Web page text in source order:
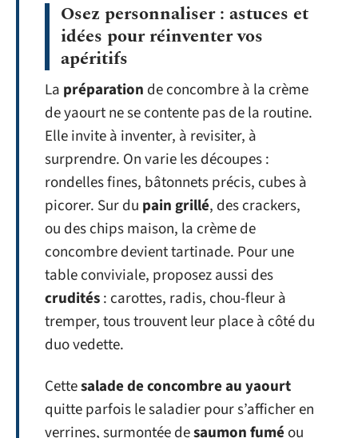
Osez personnaliser : astuces et
idées pour réinventer vos
apéritifs
La préparation de concombre à la crème
de yaourt ne se contente pas de la routine.
Elle invite à inventer, à revisiter, à
surprendre. On varie les découpes :
rondelles fines, bâtonnets précis, cubes à
picorer. Sur du pain grillé, des crackers,
ou des chips maison, la crème de
concombre devient tartinade. Pour une
table conviviale, proposez aussi des
crudités: carottes, radis, chou-fleur à
tremper, tous trouvent leur place à côté du
duo vedette.
Cettesalade de concombre au yaourt
quitte parfois le saladier pour s’afficher en
verrines, surmontée desaumon fumé ou